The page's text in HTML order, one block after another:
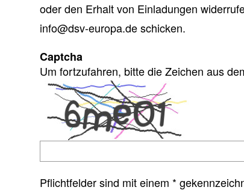
oder den Erhalt von Einladungen
info@dsv-europa.de schicken.
Captcha
Um fortzufahren, bitte die Zeichen aus
Pflichtfelder sind mit einem *